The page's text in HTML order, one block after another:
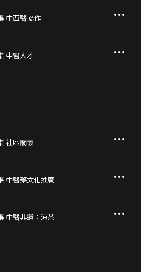
中西醫協作
中醫人才
社區關懷
中醫藥文化推廣
中醫非遺：涼茶